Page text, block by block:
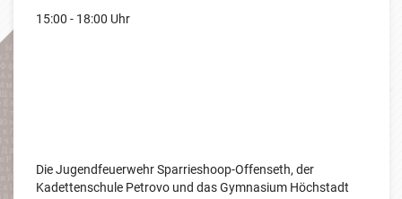
15:00 - 18:00 Uhr
Die Jugendfeuerwehr Sparrieshoop-Offenseth, der
Kadettenschule Petrovo und das Gymnasium Höchstadt